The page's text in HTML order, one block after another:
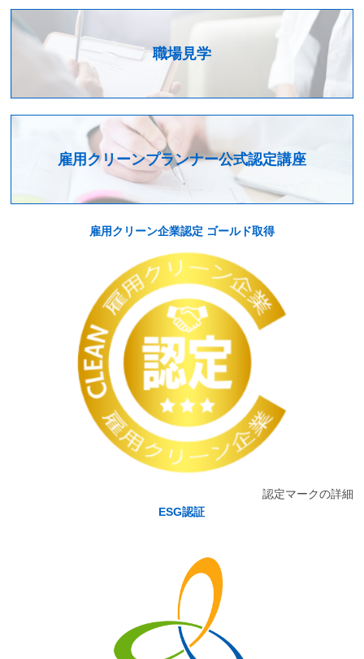
職場見学
雇用クリーンプランナー公式認定講座
雇用クリーン企業認定 ゴールド取得
認定マークの詳細
ESG認証